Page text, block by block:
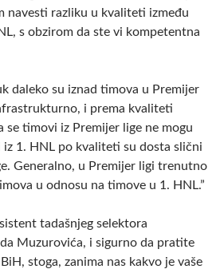
navesti razliku u kvaliteti između
s obzirom da ste vi kompetentna
daleko su iznad timova u Premijer
i prema kvaliteti
se timovi iz Premijer lige ne mogu
1. HNL po kvaliteti su dosta slični
Generalno, u Premijer ligi trenutno
u odnosu na timove u 1. HNL.”
tadašnjeg selektora
Muzurovića, i sigurno da pratite
stoga, zanima nas kakvo je vaše